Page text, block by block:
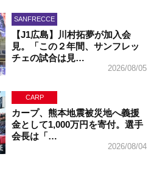
SANFRECCE
【J1広島】川村拓夢が加入会
見。「この２年間、サンフレッ
チェの試合は見…
2026/08/05
CARP
カープ、熊本地震被災地へ義援
金として1,000万円を寄付。選手
会長は「…
2026/08/04